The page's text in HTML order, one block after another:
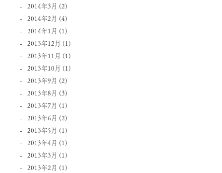
2014年3月 (2)
2014年2月 (4)
2014年1月 (1)
2013年12月 (1)
2013年11月 (1)
2013年10月 (1)
2013年9月 (2)
2013年8月 (3)
2013年7月 (1)
2013年6月 (2)
2013年5月 (1)
2013年4月 (1)
2013年3月 (1)
2013年2月 (1)